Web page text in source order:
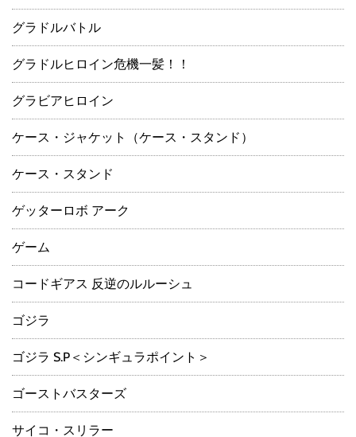
グラドルバトル
グラドルヒロイン危機一髪！！
グラビアヒロイン
ケース・ジャケット（ケース・スタンド）
ケース・スタンド
ゲッターロボ アーク
ゲーム
コードギアス 反逆のルルーシュ
ゴジラ
ゴジラ S.P＜シンギュラポイント＞
ゴーストバスターズ
サイコ・スリラー